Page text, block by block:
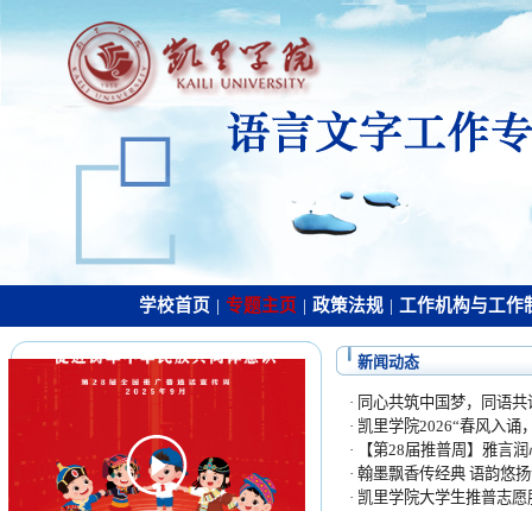
学校首页 | 专题主页 | 政策法规 | 工作机构与工作
新闻动态
· 同心共筑中国梦，同语
· 凯里学院2026“春风入诵
·
【第28届推普周】雅言
· 翰墨飘香传经典 语韵悠
· 凯里学院大学生推普志愿